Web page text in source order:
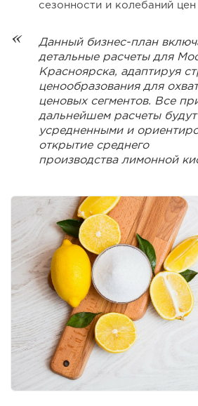
сезонности и колебаний
Данный бизнес-план
детальные расчеты для
Красноярска, адаптируя
ценообразования для
ценовых сегментов. Все
дальнейшем расчеты будут
усредненными и
открытие среднего
производства лимонной